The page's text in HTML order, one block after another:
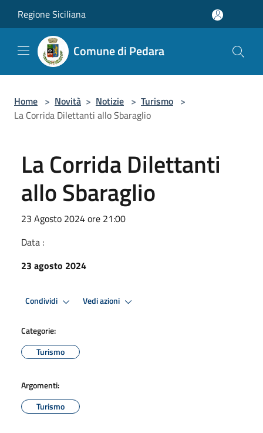
Regione Siciliana
Comune di Pedara
Home > Novità > Notizie > Turismo >
La Corrida Dilettanti allo Sbaraglio
La Corrida Dilettanti
allo Sbaraglio
23 Agosto 2024 ore 21:00
Data :
23 agosto 2024
Condividi Vedi azioni
Categorie:
Turismo
Argomenti:
Turismo